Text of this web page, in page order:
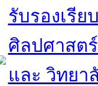
รับรองเรี
ศิลปศาสต
และ วิทยา